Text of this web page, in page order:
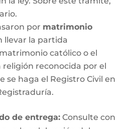
por matrimonio
llevar la partida
católico o el
reconocida por el
se haga el Registro Civil en
de entrega:Consulte con